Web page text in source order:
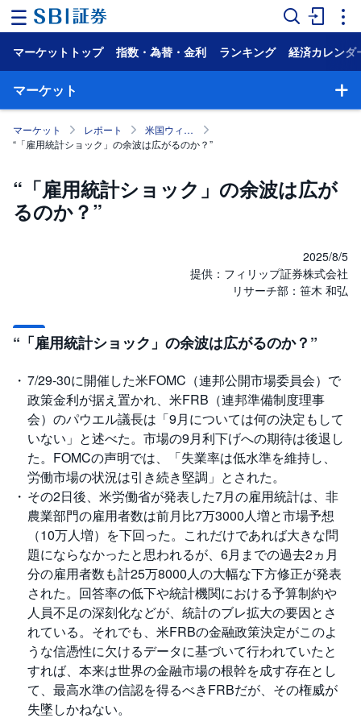
ー
ム
マ
ー
ケ
NISA
国
株
式
投
資
信
託
債
券
FX
お
ま
か
せ
投
資
PICK
UP
S
BI
株
オ
プ
シ
ョ
マーケットトップ 指数・為替・金利 ランキング 経済カレンダ
マーケット
マーケット レポート
米国ウィークリー・マンスリー
“「雇用統計ショック」の余波は広がるのか？”
“「雇用統計ショック」の余波は広が
るのか？”
2025/8/5
提供：フィリップ証券株式会社
リサーチ部：笹木 和弘
“「雇用統計ショック」の余波は広がるのか？”
7/29-30に開催した米FOMC（連邦公開市場委員会）で
政策金利が据え置かれ、米FRB（連邦準備制度理事
会）のパウエル議長は「9月については何の決定もして
いない」と述べた。市場の9月利下げへの期待は後退し
た。FOMCの声明では、「失業率は低水準を維持し、
労働市場の状況は引き続き堅調」とされた。
その2日後、米労働省が発表した7月の雇用統計は、非
農業部門の雇用者数は前月比7万3000人増と市場予想
（10万人増）を下回った。これだけであれば大きな問
題にならなかったと思われるが、6月までの過去2ヵ月
分の雇用者数も計25万8000人の大幅な下方修正が発表
された。回答率の低下や統計機関における予算制約や
人員不足の深刻化などが、統計のブレ拡大の要因とさ
れている。それでも、米FRBの金融政策決定がこのよ
うな信憑性に欠けるデータに基づいて行われていたと
すれば、本来は世界の金融市場の根幹を成す存在とし
て、最高水準の信認を得るべきFRBだが、その権威が
失墜しかねない。